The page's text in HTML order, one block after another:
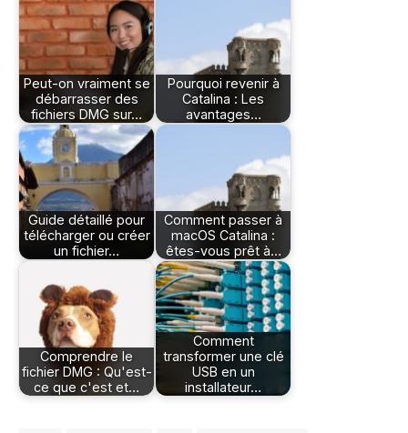
Peut-on vraiment se
débarrasser des
fichiers DMG sur…
Pourquoi revenir à
Catalina : Les
avantages…
Guide détaillé pour
télécharger ou créer
un fichier…
Comment passer à
macOS Catalina :
êtes-vous prêt à…
Comprendre le
fichier DMG : Qu'est-
ce que c'est et…
Comment
transformer une clé
USB en un
installateur…